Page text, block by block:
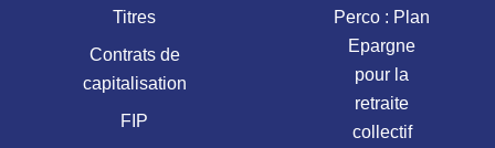
Titres
Contrats de
capitalisation
FIP
Perco : Plan
Epargne
pour la
retraite
collectif